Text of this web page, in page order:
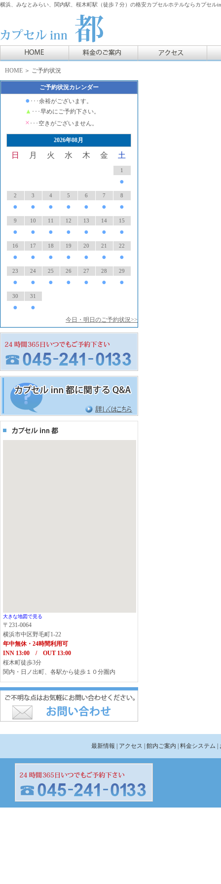
横浜、みなとみらい、関内駅、桜木町駅（徒歩７分）の格安カプセルホテルならカプセル
HOME ＞ ご予約状況
ご予約状況カレンダー
● ･･･余裕がございます。
▲ ･･･早めにご予約下さい。
× ･･･空きがございません。
2026年08月
日 月 火 水 木 金 土
1
●
2
●
3
●
4
●
5
●
6
●
7
●
8
●
9
●
10
●
11
●
12
●
13
●
14
●
15
●
16
●
17
●
18
●
19
●
20
●
21
●
22
●
23
●
24
●
25
●
26
●
27
●
28
●
29
●
30
●
31
●
今日・明日のご予約状況>>
大きな地図で見る
〒231-0064
横浜市中区野毛町1-22
年中無休・24時間利用可
INN 13:00 / OUT 13:00
桜木町徒歩3分
関内・日ノ出町、各駅から徒歩１０分圏内
最新情報 | アクセス | 館内ご案内 | 料金システム